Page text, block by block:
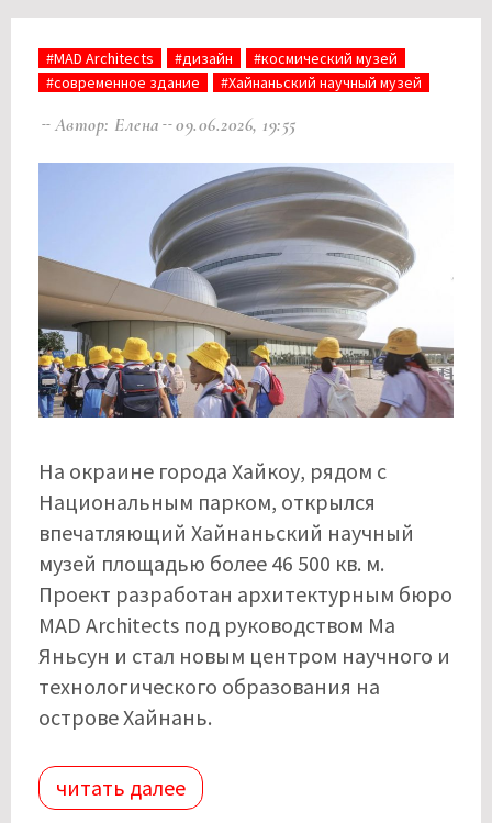
#MAD Architects #дизайн
#космический музей
#современное здание
#Хайнаньский научный музей
Автор: Елена 09.06.2026, 19:55
На окраине города Хайкоу, рядом с
Национальным парком, открылся
впечатляющий Хайнаньский научный
музей площадью более 46 500 кв. м.
Проект разработан архитектурным бюро
MAD Architects под руководством Ма
Яньсун и стал новым центром научного и
технологического образования на
острове Хайнань.
читать далее